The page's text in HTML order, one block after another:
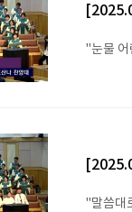
"눈물
"말씀대